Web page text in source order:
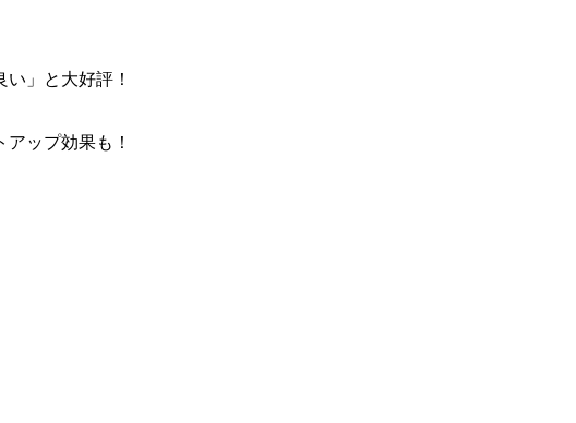
」と大好評！
ップ効果も！